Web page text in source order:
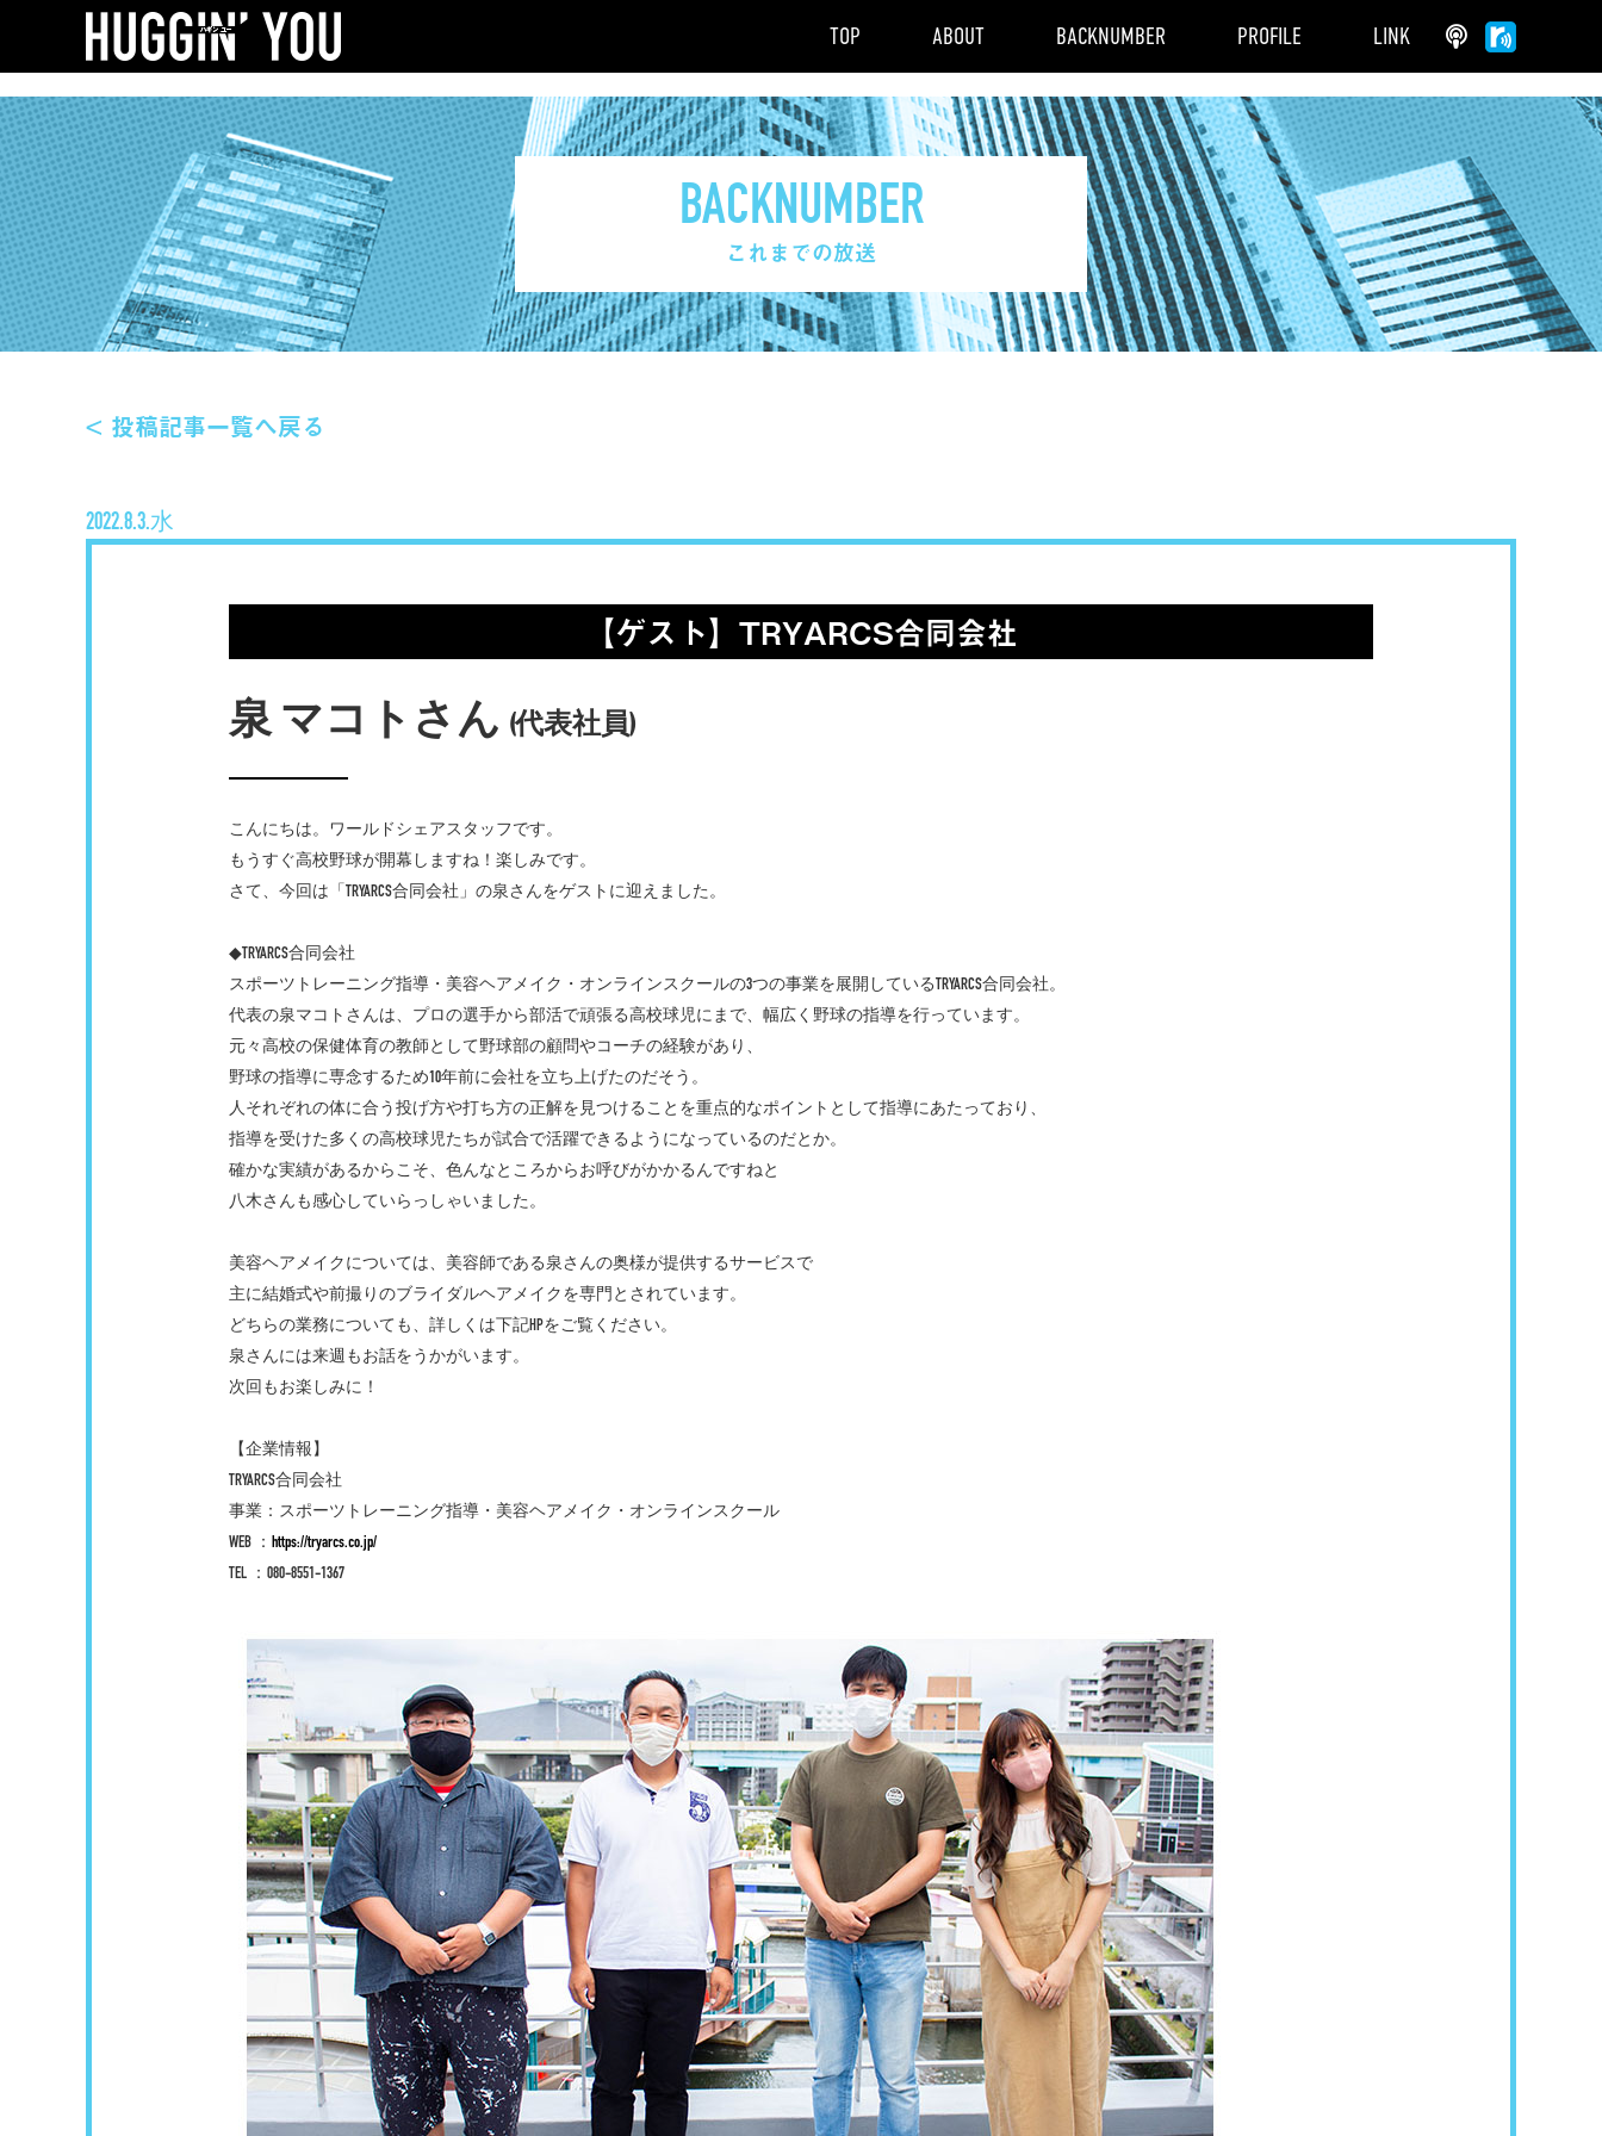
TOP ABOUT BACKNUMBER PROFILE LINK
BACKNUMBER
これまでの放送
< 投稿記事一覧へ戻る
2022.8.3.水
【ゲスト】TRYARCS合同会社
泉 マコトさん (代表社員)
こんにちは。ワールドシェアスタッフです。
もうすぐ高校野球が開幕しますね！楽しみです。
さて、今回は「TRYARCS合同会社」の泉さんをゲストに迎えました。
◆TRYARCS合同会社
スポーツトレーニング指導・美容ヘアメイク・オンラインスクールの3つの事業を展開しているTRYARCS合同会社。
代表の泉マコトさんは、プロの選手から部活で頑張る高校球児にまで、幅広く野球の指導を行っています。
元々高校の保健体育の教師として野球部の顧問やコーチの経験があり、
野球の指導に専念するため10年前に会社を立ち上げたのだそう。
人それぞれの体に合う投げ方や打ち方の正解を見つけることを重点的なポイントとして指導にあたっており、
指導を受けた多くの高校球児たちが試合で活躍できるようになっているのだとか。
確かな実績があるからこそ、色んなところからお呼びがかかるんですねと
八木さんも感心していらっしゃいました。
美容ヘアメイクについては、美容師である泉さんの奥様が提供するサービスで
主に結婚式や前撮りのブライダルヘアメイクを専門とされています。
どちらの業務についても、詳しくは下記HPをご覧ください。
泉さんには来週もお話をうかがいます。
次回もお楽しみに！
【企業情報】
TRYARCS合同会社
事業：スポーツトレーニング指導・美容ヘアメイク・オンラインスクール
WEB ： https://tryarcs.co.jp/
TEL ：080-8551-1367